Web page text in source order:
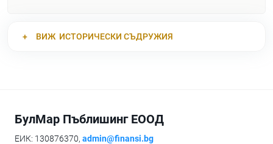
ВИЖ ИСТОРИЧЕСКИ СЪДРУЖИЯ
БулМар Пъблишинг ЕООД
ЕИК: 130876370, admin@finansi.bg